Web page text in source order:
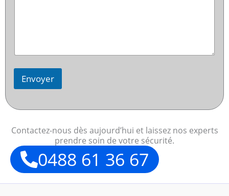
Envoyer
Contactez-nous dès aujourd’hui et laissez nos experts
prendre soin de votre sécurité.
0488 61 36 67